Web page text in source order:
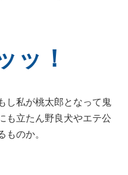
ッ！
し私が桃太郎となって鬼
も立たん野良犬やエテ公
ものか。